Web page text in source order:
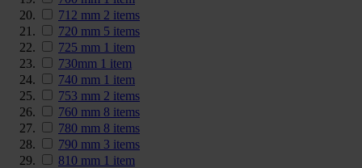
712 mm 2 items
720 mm 5 items
725 mm 1 item
730mm 1 item
740 mm 1 item
753 mm 2 items
760 mm 8 items
780 mm 8 items
790 mm 3 items
810 mm 1 item